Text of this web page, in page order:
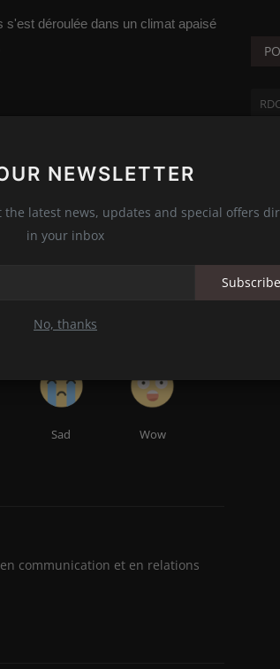
NEWSLETTER
latest news, updates and special offers
in your inbox
Subscribe
No, thanks
déroulée dans un climat apaisé
formés sur la Prévention
et exploitation se...
Sad Wow
communication et en relations